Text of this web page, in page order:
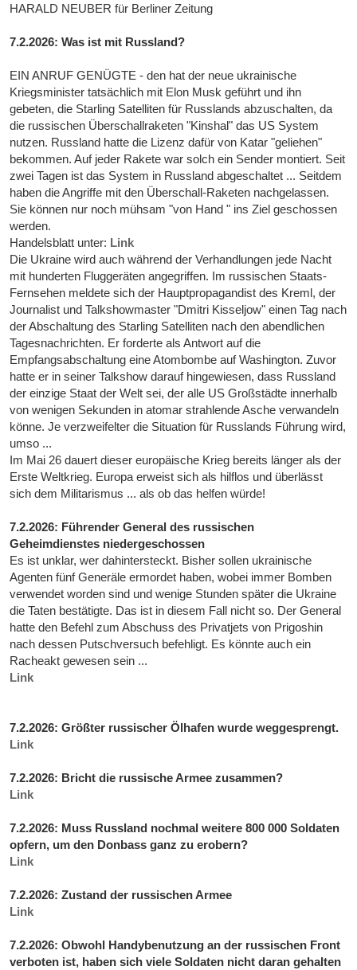
HARALD NEUBER für Berliner Zeitung
7.2.2026: Was ist mit Russland?
EIN ANRUF GENÜGTE - den hat der neue ukrainische
Kriegsminister tatsächlich mit Elon Musk geführt und ihn
gebeten, die Starling Satelliten für Russlands abzuschalten, da
die russischen Überschallraketen "Kinshal" das US System
nutzen. Russland hatte die Lizenz dafür von Katar "geliehen"
bekommen. Auf jeder Rakete war solch ein Sender montiert. Seit
zwei Tagen ist das System in Russland abgeschaltet ... Seitdem
haben die Angriffe mit den Überschall-Raketen nachgelassen.
Sie können nur noch mühsam "von Hand " ins Ziel geschossen
werden.
Handelsblatt unter: Link
Die Ukraine wird auch während der Verhandlungen jede Nacht
mit hunderten Fluggeräten angegriffen. Im russischen Staats-
Fernsehen meldete sich der Hauptpropagandist des Kreml, der
Journalist und Talkshowmaster "Dmitri Kisseljow" einen Tag nach
der Abschaltung des Starling Satelliten nach den abendlichen
Tagesnachrichten. Er forderte als Antwort auf die
Empfangsabschaltung eine Atombombe auf Washington. Zuvor
hatte er in seiner Talkshow darauf hingewiesen, dass Russland
der einzige Staat der Welt sei, der alle US Großstädte innerhalb
von wenigen Sekunden in atomar strahlende Asche verwandeln
könne. Je verzweifelter die Situation für Russlands Führung wird,
umso ...
Im Mai 26 dauert dieser europäische Krieg bereits länger als der
Erste Weltkrieg. Europa erweist sich als hilflos und überlässt
sich dem Militarismus ... als ob das helfen würde!
7.2.2026: Führender General des russischen
Geheimdienstes niedergeschossen
Es ist unklar, wer dahintersteckt. Bisher sollen ukrainische
Agenten fünf Generäle ermordet haben, wobei immer Bomben
verwendet worden sind und wenige Stunden später die Ukraine
die Taten bestätigte. Das ist in diesem Fall nicht so. Der General
hatte den Befehl zum Abschuss des Privatjets von Prigoshin
nach dessen Putschversuch befehligt. Es könnte auch ein
Racheakt gewesen sein ...
Link
7.2.2026: Größter russischer Ölhafen wurde weggesprengt.
Link
7.2.2026: Bricht die russische Armee zusammen?
Link
7.2.2026: Muss Russland nochmal weitere 800 000 Soldaten
opfern, um den Donbass ganz zu erobern?
Link
7.2.2026: Zustand der russischen Armee
Link
7.2.2026: Obwohl Handybenutzung an der russischen Front
verboten ist, haben sich viele Soldaten nicht daran gehalten